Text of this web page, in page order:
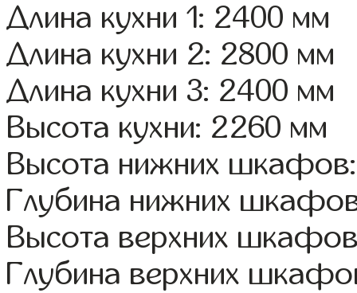
Длина кухни 1: 2400 мм
Длина кухни 2: 2800 мм
Длина кухни 3: 2400 мм
Высота кухни: 2260 мм
Высота нижних
Глубина нижних
Высота верхних
Глубина верхних